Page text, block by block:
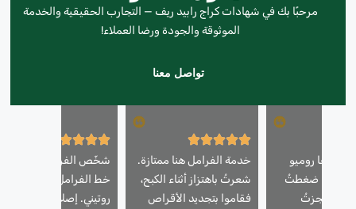
مرحبًا بك في شهادات كراج رابيد ريف — التجارب الحقيقية والخدمة
الموثوقة والجودة ورضا العملاء!
تواصل معنا
ألفا روميو
كلما ضغطتُ
حجزتُ
خدمة الفرامل هنا ممتازة.
شعرتُ باهتزاز أثناء الكبح،
فقاموا بتجديد الأقراص
شخّص الفريق تسربًا في
خط الفرامل أثناء فحص
روتيني. إصلاح سريع